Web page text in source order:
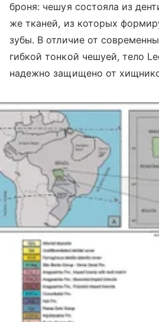
броня: чешуя состояла из
же тканей, из которых
зубы. В отличие от
гибкой тонкой чешуей, тело
надежно защищено от